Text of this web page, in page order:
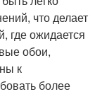
что делает
где ожидается
обои,
к
более